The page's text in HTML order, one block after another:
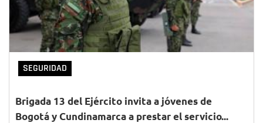
SEGURIDAD
Brigada 13 del Ejército invita a jóvenes de
Bogotá y Cundinamarca a prestar el servicio...